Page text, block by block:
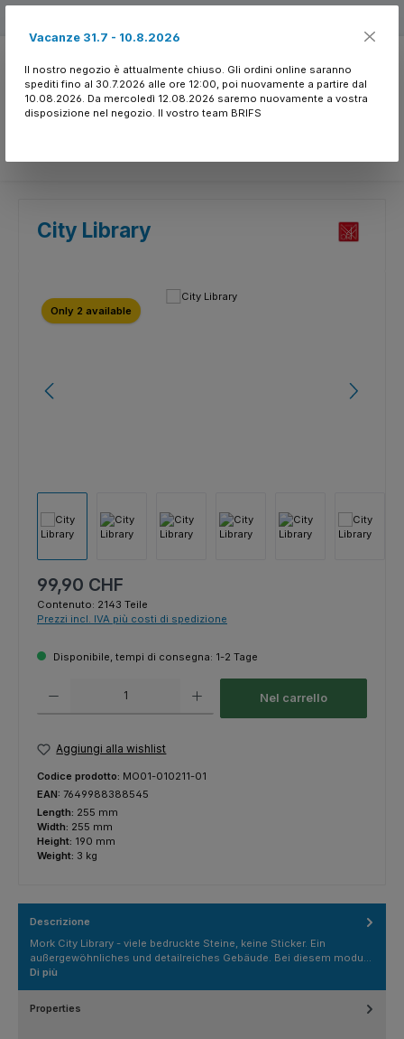
City Library
Salta la galleria di immagini
Only 2 available
Prezzo normale:
99,90 CHF
Contenuto: 2143 Teile
Prezzi incl. IVA più costi di spedizione
Disponibile, tempi di consegna: 1-2 Tage
Nel carrello
Aggiungi alla wishlist
Codice prodotto: MO01-010211-01
EAN: 7649988388545
Length: 255 mm
Width: 255 mm
Height: 190 mm
Weight: 3 kg
Descrizione
Mork City Library - viele bedruckte Steine, keine Sticker. Ein
außergewöhnliches und detailreiches Gebäude. Bei diesem modu…
Di più
Properties
Vacanze 31.7 - 10.8.2026
Il nostro negozio è attualmente chiuso. Gli ordini online saranno
spediti fino al 30.7.2026 alle ore 12:00, poi nuovamente a partire dal
10.08.2026. Da mercoledì 12.08.2026 saremo nuovamente a vostra
disposizione nel negozio. Il vostro team BRIFS